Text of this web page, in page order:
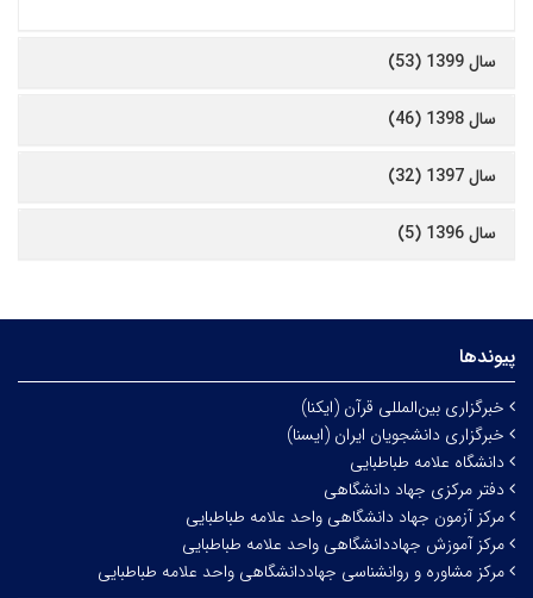
سال 1399 (53)
سال 1398 (46)
سال 1397 (32)
سال 1396 (5)
پیوندها
خبرگزاری بین‌المللی قرآن (ایکنا)
خبرگزاری دانشجویان ایران (ایسنا)
دانشگاه علامه طباطبایی
دفتر مرکزی جهاد دانشگاهی
مرکز آزمون جهاد دانشگاهی واحد علامه طباطبایی
مرکز آموزش جهاددانشگاهی واحد علامه طباطبایی
مرکز مشاوره و روانشناسی جهاددانشگاهی واحد علامه طباطبایی